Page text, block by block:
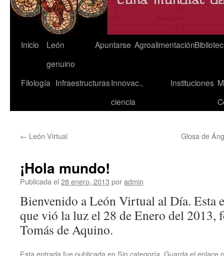
Saltar
contenido
Inicio
León
genuino
Apuntarse Agroalimentación
Filología InfraestructurasInnovac.,
ciencia
Instituciones
← León Virtual Glosa de
¡Hola mundo!
Publicada el 28 enero, 2013 poradmin
Bienvenido a León Virtual al Día. Esta
que vió la luz el 28 de Enero del 2013,
Tomás de Aquino.
Esta entrada fue publicada en Sin categoría. Guarda el enlace